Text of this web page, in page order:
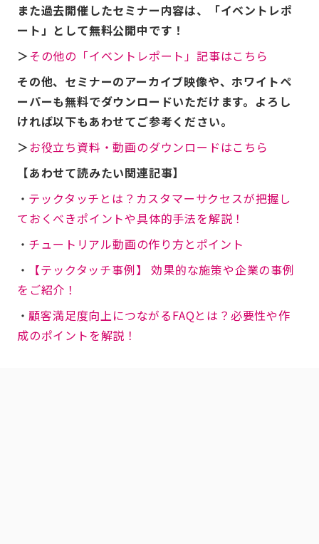
また過去開催したセミナー内容は、「イベントレポ
ート」として無料公開中です！
＞その他の「イベントレポート」記事はこちら
その他、セミナーのアーカイブ映像や、ホワイトペ
ーパーも無料でダウンロードいただけます。よろし
ければ以下もあわせてご参考ください。
＞お役立ち資料・動画のダウンロードはこちら
【あわせて読みたい関連記事】
・ テックタッチとは？カスタマーサクセスが把握し
ておくべきポイントや具体的手法を解説！
・ チュートリアル動画の作り方とポイント
・
【テックタッチ事例】 効果的な施策や企業の事例
をご紹介！
・顧客満足度向上につながるFAQとは？必要性や作
成のポイントを解説！